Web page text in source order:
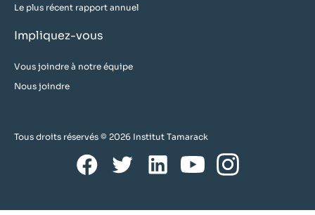
Le plus récent rapport annuel
Impliquez-vous
Vous joindre à notre équipe
Nous joindre
Tous droits réservés © 2026 Institut Tamarack